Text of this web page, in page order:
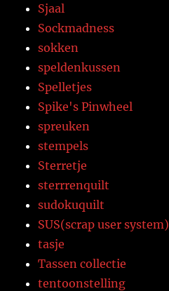
Sjaal
Sockmadness
sokken
speldenkussen
Spelletjes
Spike's Pinwheel
spreuken
stempels
Sterretje
sterrrenquilt
sudokuquilt
SUS(scrap user system)
tasje
Tassen collectie
tentoonstelling